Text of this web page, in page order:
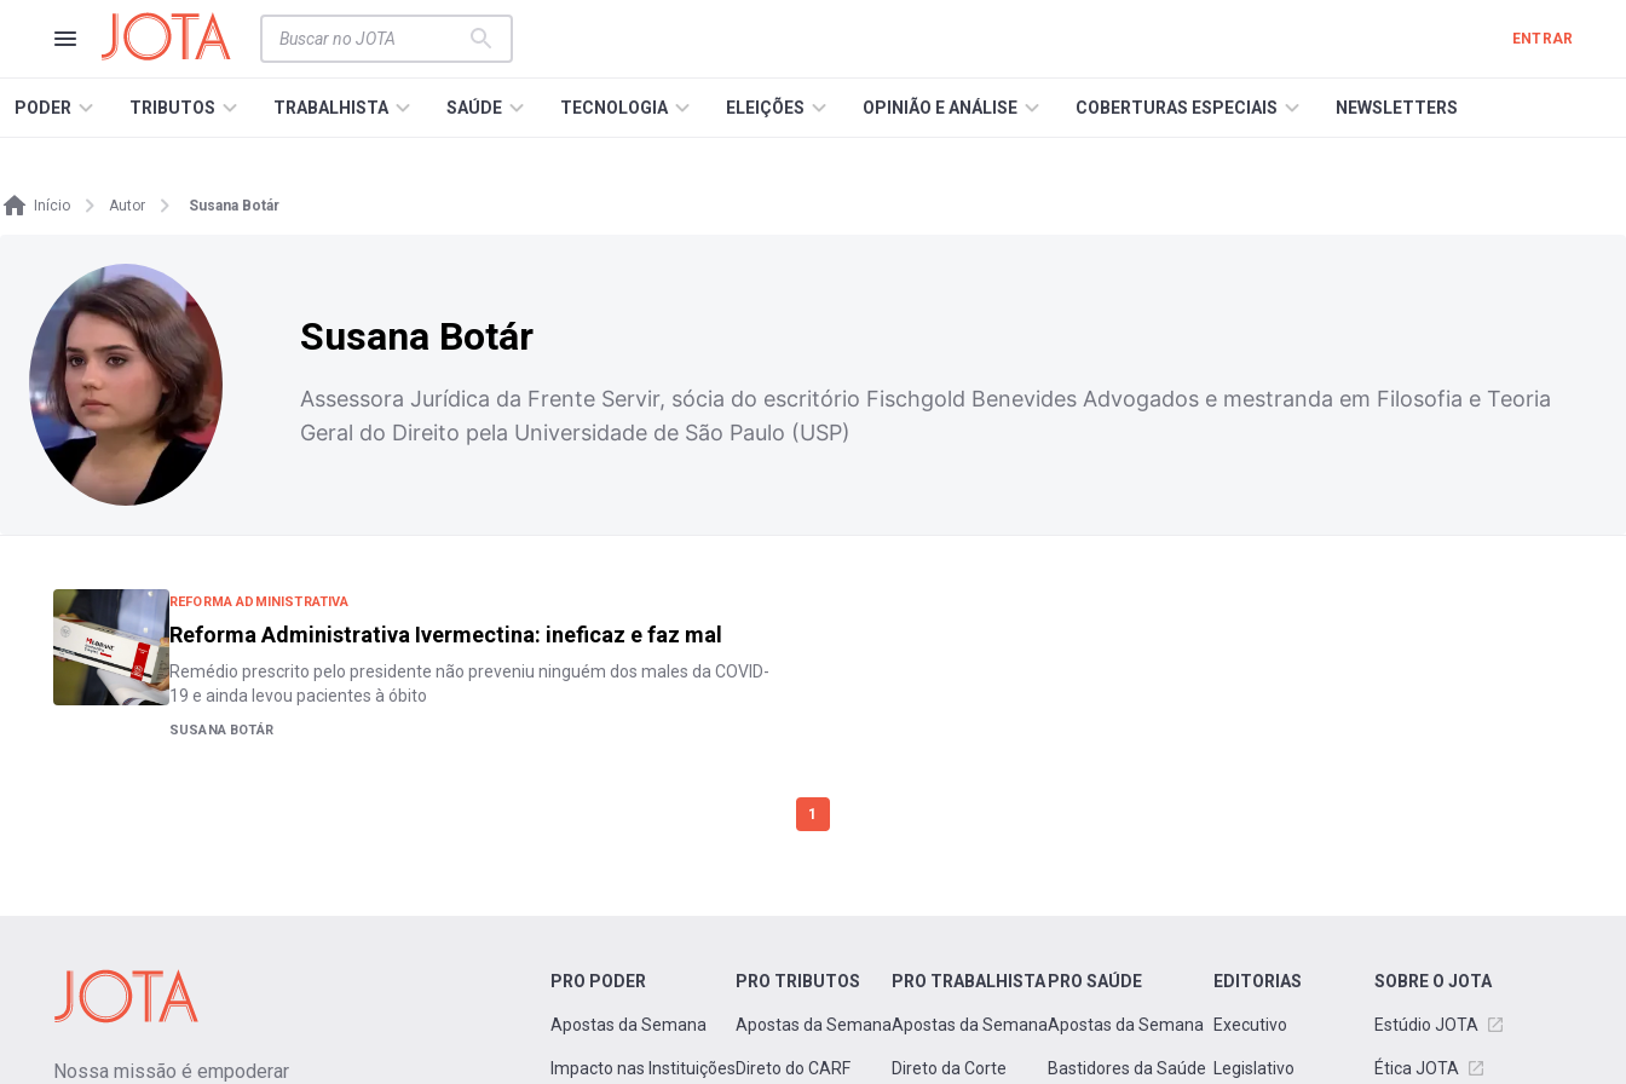
ENTRAR
PODER TRIBUTOS TRABALHISTA SAÚDE TECNOLOGIA ELEIÇÕES OPINIÃO E ANÁLISE COBERTURAS ESPECIAIS NEWSLETTERS
Início Autor Susana Botár
Susana Botár
Assessora Jurídica da Frente Servir, sócia do escritório Fischgold Benevides Advogados e mestranda em Filosofia e Teoria
Geral do Direito pela Universidade de São Paulo (USP)
REFORMA ADMINISTRATIVA
Reforma Administrativa Ivermectina: ineficaz e faz mal
Remédio prescrito pelo presidente não preveniu ninguém dos males da COVID-
19 e ainda levou pacientes à óbito
SUSANA BOTÁR
1
Nossa missão é empoderar
PRO PODER
Apostas da Semana
Impacto nas Instituições
PRO TRIBUTOS
Apostas da Semana
Direto do CARF
PRO TRABALHISTA
Apostas da Semana
Direto da Corte
PRO SAÚDE
Apostas da Semana
Bastidores da Saúde
EDITORIAS
Executivo
Legislativo
SOBRE O JOTA
Estúdio JOTA
Ética JOTA